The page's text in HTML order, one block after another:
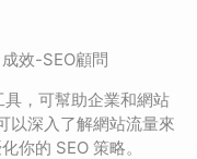
效-SEO顧問
，可幫助企業和網站
以深入了解網站流量來
你的 SEO 策略。